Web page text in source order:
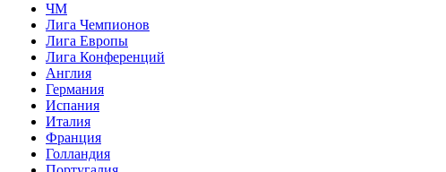
ЧМ
Лига Чемпионов
Лига Европы
Лига Конференций
Англия
Германия
Испания
Италия
Франция
Голландия